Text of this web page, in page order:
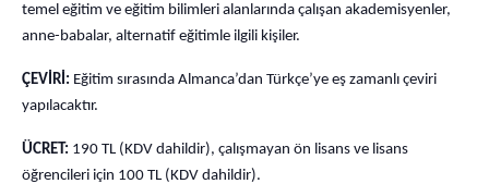
temel eğitim ve eğitim bilimleri alanlarında çalışan akademisyenler,
anne-babalar, alternatif eğitimle ilgili kişiler.
ÇEVİRİ: Eğitim sırasında Almanca’dan Türkçe’ye eş zamanlı çeviri
yapılacaktır.
ÜCRET: 190 TL (KDV dahildir), çalışmayan ön lisans ve lisans
öğrencileri için 100 TL (KDV dahildir).